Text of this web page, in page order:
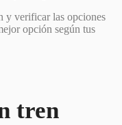
y verificar las opciones
opción según tus
tren